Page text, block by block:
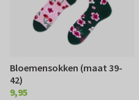
Bloemensokken (maat 39-
42)
€ 9,95
9,95